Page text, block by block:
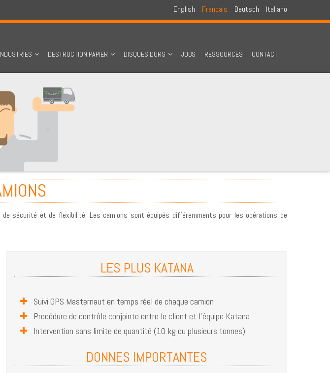
English Français Deutsch Italiano
DESTRUCTION PAPIER DISQUES DURS JOBS RESSOURCES CONTACT
sécurité et de flexibilité. Les camions sont équipés différemments pour les opérations de
LES PLUS KATANA
Suivi GPS Masternaut en temps réel de chaque camion
Procédure de contrôle conjointe entre le client et l’équipe Katana
Intervention sans limite de quantité (10 kg ou plusieurs tonnes)
DONNES IMPORTANTES